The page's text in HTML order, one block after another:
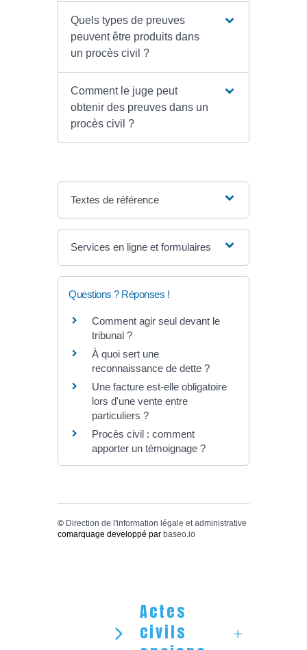
Quels types de preuves
peuvent être produits dans
un procès civil ?
Comment le juge peut
obtenir des preuves dans un
procès civil ?
Textes de référence
Services en ligne et formulaires
Questions ? Réponses !
Comment agir seul devant le
tribunal ?
À quoi sert une
reconnaissance de dette ?
Une facture est-elle obligatoire
lors d'une vente entre
particuliers ?
Procès civil : comment
apporter un témoignage ?
© Direction de l'information légale et administrative
comarquage developpé par baseo.io
Actes
civils